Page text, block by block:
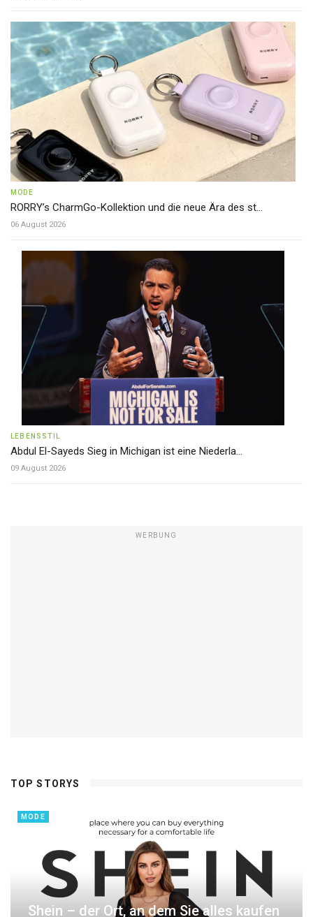
MODE
RORRY’s CharmGo-Kollektion und die neue Ära des st...
06 August 2026
LEBENSSTIL
Abdul El-Sayeds Sieg in Michigan ist eine Niederla...
09 August 2026
WERBUNG
TOP STORYS
MODE
Shein – der Ort, an dem Sie alles kaufen